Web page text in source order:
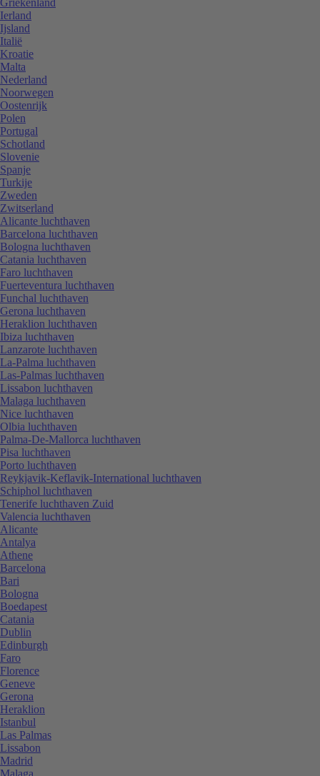
Ierland
Ijsland
Italië
Kroatie
Malta
Nederland
Noorwegen
Oostenrijk
Polen
Portugal
Schotland
Slovenie
Spanje
Turkije
Zweden
Zwitserland
Alicante luchthaven
Barcelona luchthaven
Bologna luchthaven
Catania luchthaven
Faro luchthaven
Fuerteventura luchthaven
Funchal luchthaven
Gerona luchthaven
Heraklion luchthaven
Ibiza luchthaven
Lanzarote luchthaven
La-Palma luchthaven
Las-Palmas luchthaven
Lissabon luchthaven
Malaga luchthaven
Nice luchthaven
Olbia luchthaven
Palma-De-Mallorca luchthaven
Pisa luchthaven
Porto luchthaven
Reykjavik-Keflavik-International luchthaven
Schiphol luchthaven
Tenerife luchthaven Zuid
Valencia luchthaven
Alicante
Antalya
Athene
Barcelona
Bari
Bologna
Boedapest
Catania
Dublin
Edinburgh
Faro
Florence
Geneve
Gerona
Heraklion
Istanbul
Las Palmas
Lissabon
Madrid
Malaga